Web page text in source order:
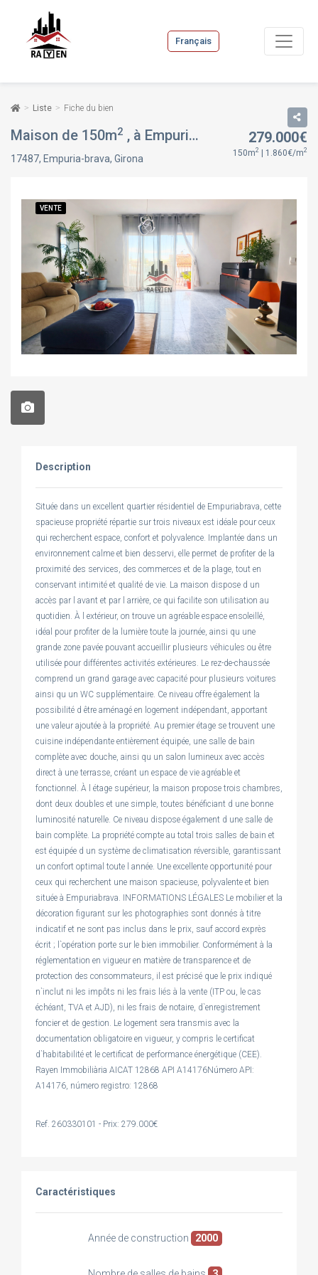
Français
Liste Fiche du bien
Maison de 150m2 , à Empuria-brava, Girona VENTE
17487, Empuria-brava, Girona
279.000€
150m2 | 1.860€/m2
VENTE
Description
Située dans un excellent quartier résidentiel de Empuriabrava, cette
spacieuse propriété répartie sur trois niveaux est idéale pour ceux
qui recherchent espace, confort et polyvalence. Implantée dans un
environnement calme et bien desservi, elle permet de profiter de la
proximité des services, des commerces et de la plage, tout en
conservant intimité et qualité de vie. La maison dispose d un
accès par l avant et par l arrière, ce qui facilite son utilisation au
quotidien. À l extérieur, on trouve un agréable espace ensoleillé,
idéal pour profiter de la lumière toute la journée, ainsi qu une
grande zone pavée pouvant accueillir plusieurs véhicules ou être
utilisée pour différentes activités extérieures. Le rez-de-chaussée
comprend un grand garage avec capacité pour plusieurs voitures
ainsi qu un WC supplémentaire. Ce niveau offre également la
possibilité d être aménagé en logement indépendant, apportant
une valeur ajoutée à la propriété. Au premier étage se trouvent une
cuisine indépendante entièrement équipée, une salle de bain
complète avec douche, ainsi qu un salon lumineux avec accès
direct à une terrasse, créant un espace de vie agréable et
fonctionnel. À l étage supérieur, la maison propose trois chambres,
dont deux doubles et une simple, toutes bénéficiant d une bonne
luminosité naturelle. Ce niveau dispose également d une salle de
bain complète. La propriété compte au total trois salles de bain et
est équipée d un système de climatisation réversible, garantissant
un confort optimal toute l année. Une excellente opportunité pour
ceux qui recherchent une maison spacieuse, polyvalente et bien
située à Empuriabrava. INFORMATIONS LÉGALES Le mobilier et la
décoration figurant sur les photographies sont donnés à titre
indicatif et ne sont pas inclus dans le prix, sauf accord exprès
écrit ; l`opération porte sur le bien immobilier. Conformément à la
réglementation en vigueur en matière de transparence et de
protection des consommateurs, il est précisé que le prix indiqué
n`inclut ni les impôts ni les frais liés à la vente (ITP ou, le cas
échéant, TVA et AJD), ni les frais de notaire, d`enregistrement
foncier et de gestion. Le logement sera transmis avec la
documentation obligatoire en vigueur, y compris le certificat
d`habitabilité et le certificat de performance énergétique (CEE).
Rayen Immobiliària AICAT 12868 API A14176Número API:
A14176, número registro: 12868
Ref. 260330101 - Prix: 279.000€
Caractéristiques
Année de construction 2000